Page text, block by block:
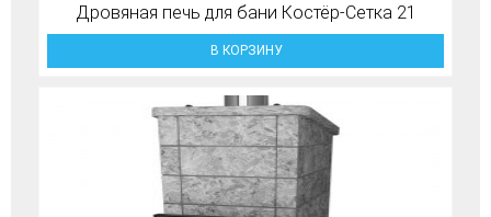
Дровяная печь для бани Костёр-Сетка 21
В КОРЗИНУ